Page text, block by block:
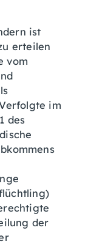
ist
erteilen
vom
im
des
der